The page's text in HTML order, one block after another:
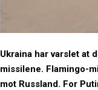
Ukraina har varslet at
missilene. Flamingo-
mot Russland. For